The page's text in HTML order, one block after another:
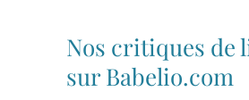
bibliothequetubize
sur
Facebook
Tuclasakoi
sur
Twitter
Nos critiques de
sur Babelio.com